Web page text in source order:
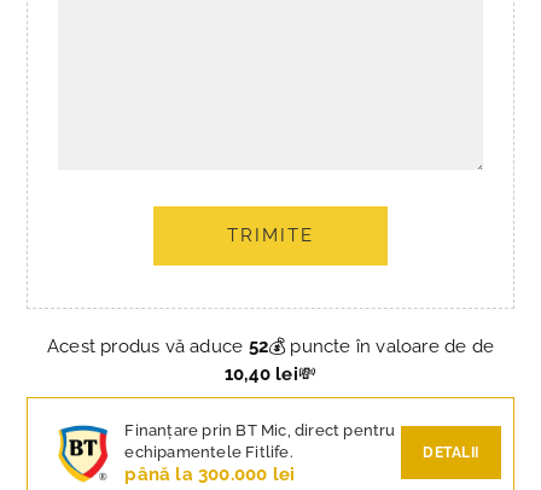
TRIMITE
Acest produs vă aduce 52💰 puncte în valoare de de
10,40 lei💸
Finanțare prin BT Mic, direct pentru
echipamentele Fitlife.
până la 300.000 lei
DETALII